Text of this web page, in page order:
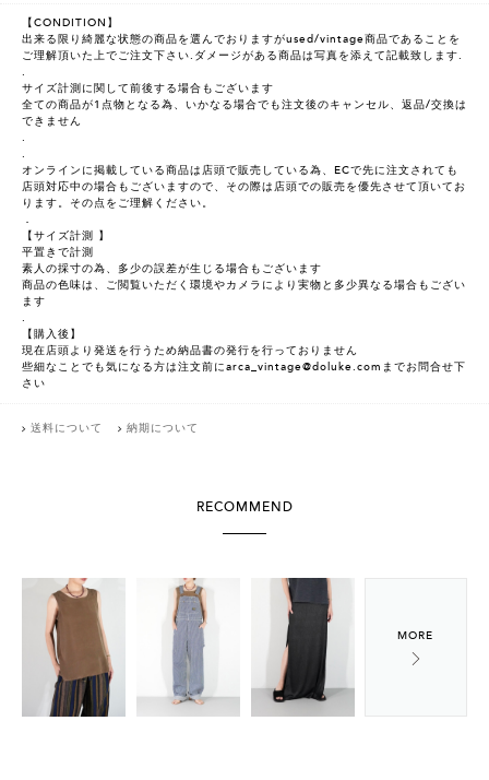
【CONDITION】
出来る限り綺麗な状態の商品を選んでおりますがused/vintage商品であることを
ご理解頂いた上でご注文下さい.ダメージがある商品は写真を添えて記載致します.
.
サイズ計測に関して前後する場合もございます
全ての商品が1点物となる為、いかなる場合でも注文後のキャンセル、返品/交換は
できません
.
.
オンラインに掲載している商品は店頭で販売している為、ECで先に注文されても
店頭対応中の場合もございますので、その際は店頭での販売を優先させて頂いてお
ります。その点をご理解ください。
．
【サイズ計測 】
平置きで計測
素人の採寸の為、多少の誤差が生じる場合もございます
商品の色味は、ご閲覧いただく環境やカメラにより実物と多少異なる場合もござい
ます
.
【購入後】
現在店頭より発送を行うため納品書の発行を行っておりません
些細なことでも気になる方は注文前にarca_vintage@doluke.comまでお問合せ下
さい
送料について 納期について
RECOMMEND